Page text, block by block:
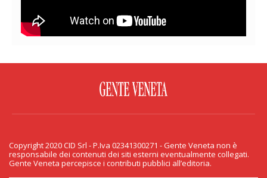
PRIVACY & COOKIE
Copyright 2020 CID Srl - P.Iva 02341300271 - Gente Veneta non è responsabile
dei contenuti dei siti esterni eventualmente collegati. Gente Veneta percepisce
Copyright 2020 CID Srl - P.Iva 02341300271 - Gente Veneta non è
responsabile dei contenuti dei siti esterni eventualmente collegati.
Gente Veneta percepisce i contributi pubblici all’editoria.